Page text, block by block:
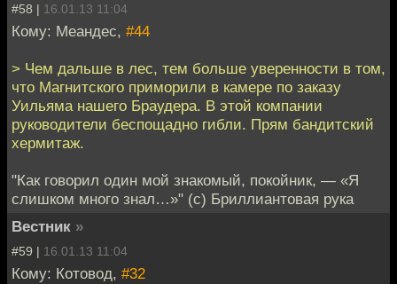
#58 | 16.01.13 11:04
Кому: Меандес, #44
> Чем дальше в лес, тем больше уверенности в том,
что Магнитского приморили в камере по заказу
Уильяма нашего Браудера. В этой компании
руководители беспощадно гибли. Прям бандитский
хермитаж.
"Как говорил один мой знакомый, покойник, — «Я
слишком много знал…»" (с) Бриллиантовая рука
Вестник »
#59 | 16.01.13 11:04
Кому: Котовод, #32